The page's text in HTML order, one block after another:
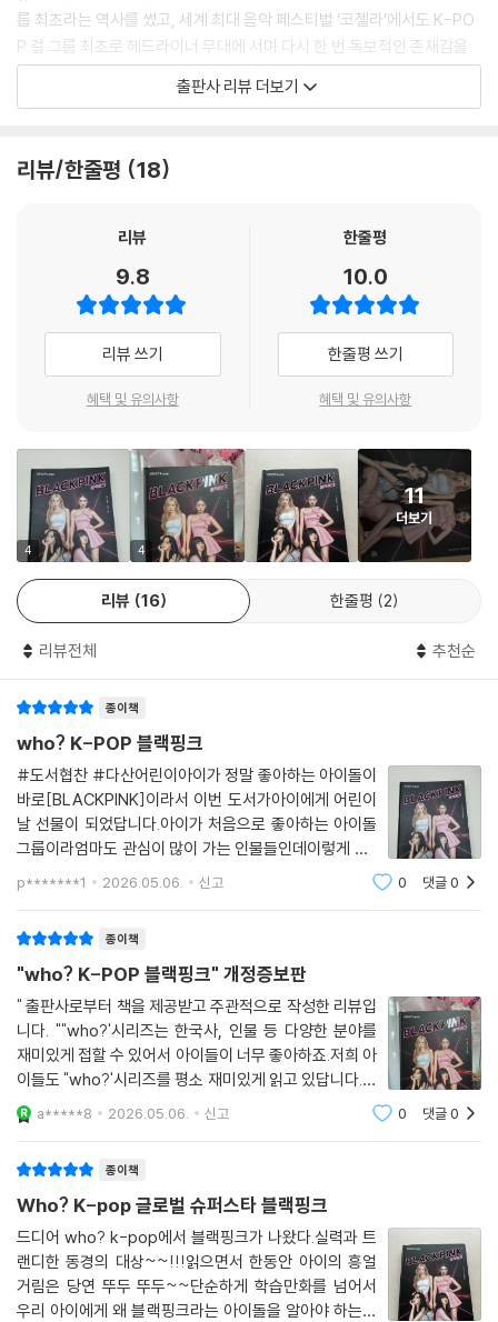
룹 최초라는 역사를 썼고, 세계 최대 음악 페스티벌 ‘코첼라’에서도 K-PO
P 걸 그룹 최초로 헤드라이너 무대에 서며 다시 한 번 독보적인 존재감을
드러냈습니다. 팀 활동에서 쌓아 온 블랙핑크만의 색은 각 멤버의 솔로 활
동에서도 이어지며 음악적 스펙트럼을 더욱 넓혀 가고 있습니다.
만들었습니다. 이들의 이야기는 자신의 강점을 발견하고 꾸준히 이어 가는
무대로 나아가는 블랙핑크의 이야기는 지금도 계속되고 있습니다!
무대를 꿈꾸던 순간부터 세계가 블랙핑크를 외치기까지
블랙핑크의 이야기가 다시 시작된다!
블랙핑크의 시작은 무대를 향한 간절한 꿈에서 비롯되었습니다. 낯선 땅에
서 홀로 꿈을 키우고, 혹독한 연습생 시절을 버티며 언젠가 무대에 서겠다
믿고 나아간 시간들이 쌓여 지금의 블랙핑크를 만들었습니다. 블랙핑크가
걸어온 길은 단순한 성공의 기록이 아닙니다. 꿈을 향해 포기하지 않는 태
도가 결국 자신만의 무대를 완성해 간다는 것을 보여 주는 과정이었습니
다.
『who? K-POP 블랙핑크 개정증보판』은 무대를 꿈꾸던 첫 순간부터 지금
에 이르기까지, 블랙핑크의 도전과 성장의 여정을 생생하게 담아냈습니다.
점을 발견하고 꾸준히 이어 가는 것의 힘을 배울 수 있습니다.
출판사 리뷰 더보기
리뷰/한줄평 18
리뷰
9.8
리뷰 쓰기
혜택 및 유의사항
한줄평
10.0
한줄평 쓰기
혜택 및 유의사항
4 4
11
더보기
리뷰 16 한줄평 2
리뷰전체 추천순
종이책
who? K-POP 블랙핑크
#도서협찬 #다산어린이아이가 정말 좋아하는 아이돌이
바로[BLACKPINK]이라서 이번 도서가아이에게 어린이
날 선물이 되었답니다.아이가 처음으로 좋아하는 아이돌
그룹이라엄마도 관심이 많이 가는 인물들인데이렇게 wh
o? K-POP으로 어떻게 성장하고지금의 모습이 되었는
지 알 수 있어 아이가책을 더 열심히 읽었습니다.＜who?
도서
p*******1 2026.05.06. 신고 0 댓글0
종이책
"who? K-POP 블랙핑크" 개정증보판
" 출판사로부터 책을 제공받고 주관적으로 작성한 리뷰입
니다. ""who?'시리즈는 한국사, 인물 등 다양한 분야를
재미있게 접할 수 있어서 아이들이 너무 좋아하죠.저희 아
이들도 "who?'시리즈를 평소 재미있게 읽고 있답니다.그
중 "who? K-POP" 시리즈는 아이들이 좋아하는 K-PO
P 스타들의 도전과 성장 이야기를 통해서 재미와 감동을
a*****8 2026.05.06. 신고 0 댓글0
종이책
Who? K-pop 글로벌 슈퍼스타 블랙핑크
드디어 who? k-pop에서 블랙핑크가 나왔다.실력과 트
랜디한 동경의 대상~~!!!읽으면서 한동안 아이의 흥얼
거림은 당연 뚜두 뚜두~~단순하게 학습만화를 넘어서
우리 아이에게 왜 블랙핑크라는 아이돌을 알아야 하는지